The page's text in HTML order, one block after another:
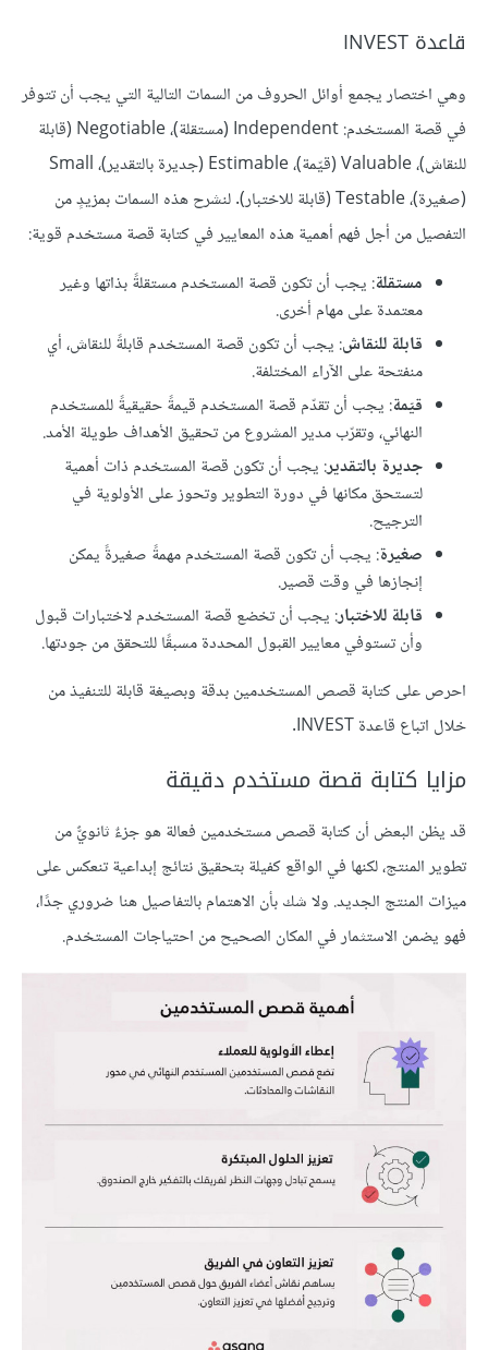
قاعدة INVEST
وهي اختصار يجمع أوائل الحروف من السمات التالية التي يجب أن تتوفر
في قصة المستخدم: Independent (مستقلة)، Negotiable (قابلة
للنقاش)، Valuable (قيّمة)، Estimable (جديرة بالتقدير)، Small
(صغيرة)، Testable (قابلة للاختبار). لنشرح هذه السمات بمزيدٍ من
التفصيل من أجل فهم أهمية هذه المعايير في كتابة قصة مستخدم قوية:
مستقلة: يجب أن تكون قصة المستخدم مستقلةً بذاتها وغير
معتمدة على مهام أخرى.
قابلة للنقاش: يجب أن تكون قصة المستخدم قابلةً للنقاش، أي
منفتحة على الآراء المختلفة.
قيّمة: يجب أن تقدّم قصة المستخدم قيمةً حقيقيةً للمستخدم
النهائي، وتقرّب مدير المشروع من تحقيق الأهداف طويلة الأمد.
جديرة بالتقدير: يجب أن تكون قصة المستخدم ذات أهمية
لتستحق مكانها في دورة التطوير وتحوز على الأولوية في
الترجيح.
صغيرة: يجب أن تكون قصة المستخدم مهمةً صغيرةً يمكن
إنجازها في وقت قصير.
قابلة للاختبار: يجب أن تخضع قصة المستخدم لاختبارات قبول
وأن تستوفي معايير القبول المحددة مسبقًا للتحقق من جودتها.
احرص على كتابة قصص المستخدمين بدقة وبصيغة قابلة للتنفيذ من
خلال اتباع قاعدة INVEST.
مزايا كتابة قصة مستخدم دقيقة
قد يظن البعض أن كتابة قصص مستخدمين فعالة هو جزءٌ ثانويٌّ من
تطوير المنتج، لكنها في الواقع كفيلة بتحقيق نتائج إبداعية تنعكس على
ميزات المنتج الجديد. ولا شك بأن الاهتمام بالتفاصيل هنا ضروري جدًا،
فهو يضمن الاستثمار في المكان الصحيح من احتياجات المستخدم.